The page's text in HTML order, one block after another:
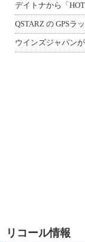
デイトナから「
リコール情報